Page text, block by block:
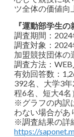
ツ全体の価値向
『運動部学生
調査期間：
調査対象：
加盟競技団体の
調査方法：
有効回答数：
392名、大学3
程6名、短大4名
※グラフの内訳
わない場合があ
※調査結果の
https://